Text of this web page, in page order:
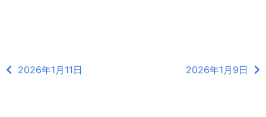
2026年1月11日 2026年1月9日